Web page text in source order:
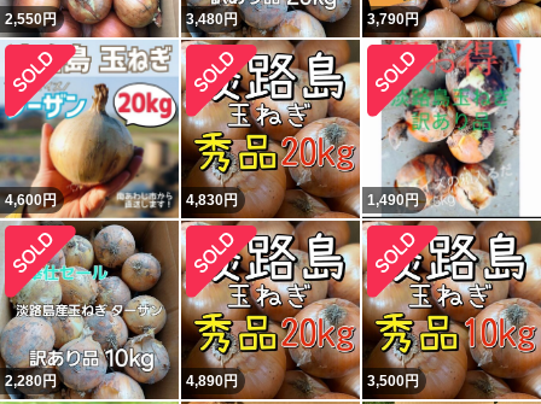
2,550円 3,480円 3,790円
4,600円 4,830円 1,490円
2,280円 4,890円 3,500円